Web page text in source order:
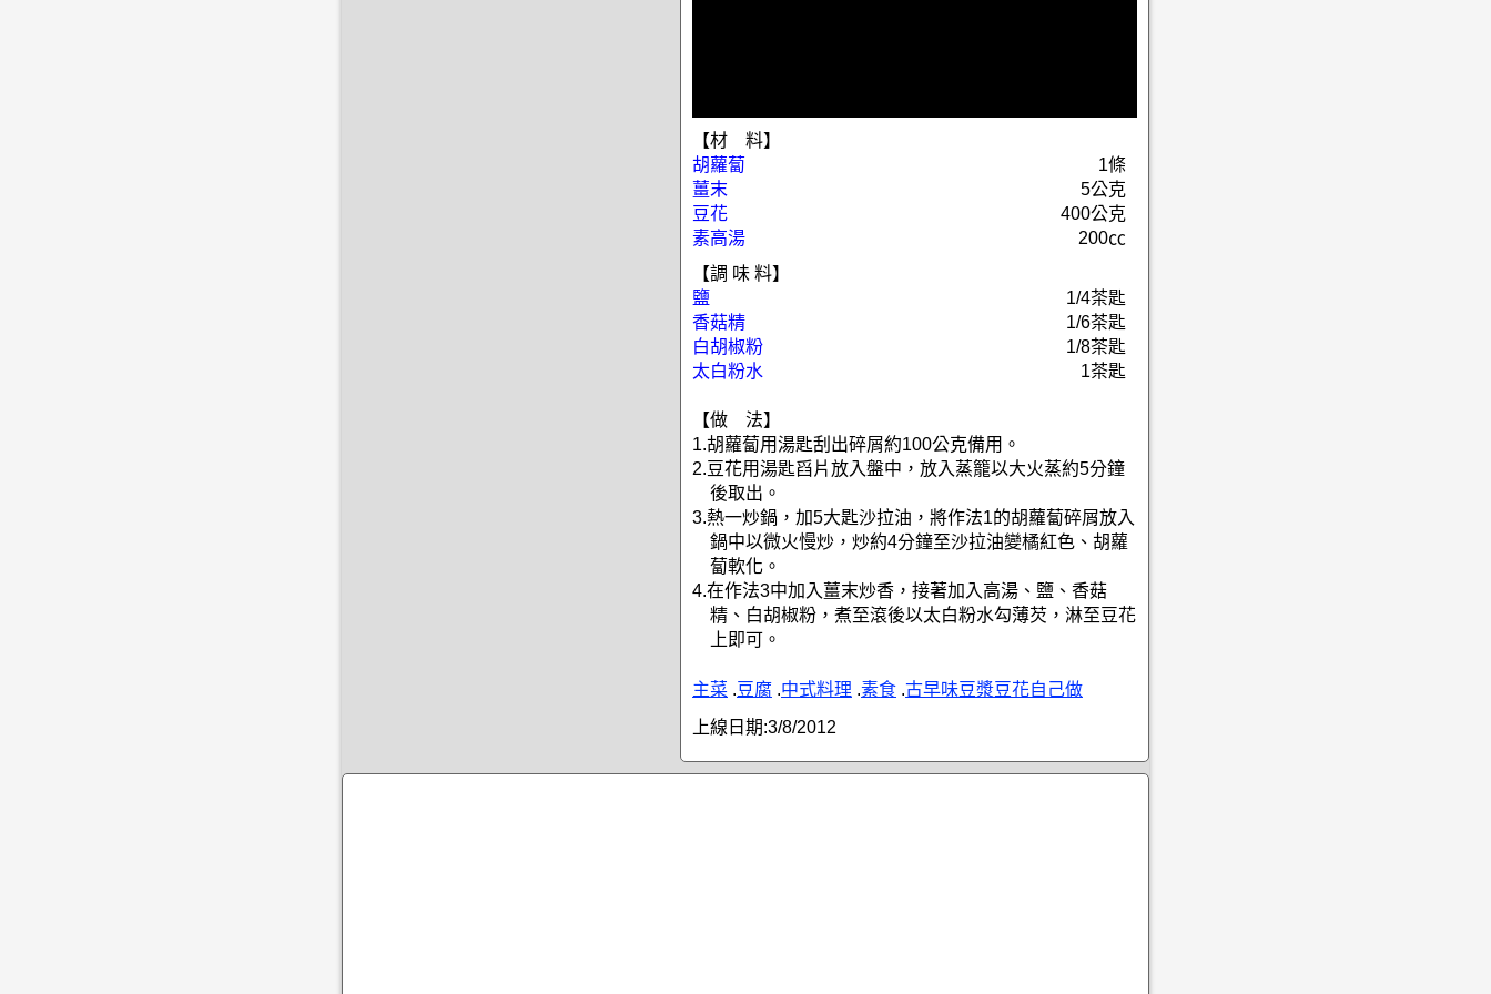
【材 料】
胡蘿蔔
1條
薑末
5公克
豆花
400公克
素高湯
200㏄
【調 味 料】
鹽
1/4茶匙
香菇精
1/6茶匙
白胡椒粉
1/8茶匙
太白粉水
1茶匙
【做 法】
1.胡蘿蔔用湯匙刮出碎屑約100公克備用。
2.豆花用湯匙舀片放入盤中，放入蒸籠以大火蒸約5分鐘
後取出。
3.熱一炒鍋，加5大匙沙拉油，將作法1的胡蘿蔔碎屑放入
鍋中以微火慢炒，炒約4分鐘至沙拉油變橘紅色、胡蘿
蔔軟化。
4.在作法3中加入薑末炒香，接著加入高湯、鹽、香菇
精、白胡椒粉，煮至滾後以太白粉水勾薄芡，淋至豆花
上即可。
主菜 .豆腐 .中式料理 .素食 .古早味豆漿豆花自己做
上線日期:3/8/2012